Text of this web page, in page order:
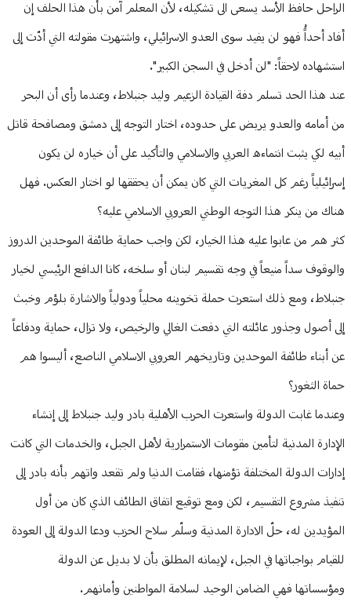
الراحل حافظ الأسد يسعى الى تشكيله، لأن المعلم آمن بأن هذا الحلف إن
أفاد أحداًُ فهو لن يفيد سوى العدو الاسرائيلي، واشتهرت مقولته التي أدّت إلى
استشهاده لاحقاً: "لن أدخل في السجن الكبير".
عند هذا الحد تسلم دفة القيادة الزعيم وليد جنبلاط، وعندما رأى أن البحر
من أمامه والعدو يربض على حدوده، اختار التوجه إلى دمشق ومصافحة قاتل
أبيه لكي يثبت انتماءه العربي والاسلامي والتأكيد على أن خياره لن يكون
إسرائيلياً رغم كل المغريات التي كان يمكن أن يحققها لو اختار العكس. فهل
هناك من ينكر هذا التوجه الوطني العروبي الاسلامي عليه؟
كثر هم من عابوا عليه هذا الخيار، لكن واجب حماية طائفة الموحدين الدروز
والوقوف سداً منيعاً في وجه تقسيم لبنان أو سلخه، كانا الدافع الرئيسي لخيار
جنبلاط، ومع ذلك استعرت حملة تخوينه محلياً ودولياً والاشارة بلؤم وخبث
إلى أصول وجذور عائلته التي دفعت الغالي والرخيص، ولا تزال، حماية ودفاعاً
عن أبناء طائفة الموحدين وتاريخهم العروبي الاسلامي الناصع، أليسوا هم
حماة الثغور؟
وعندما غابت الدولة واستعرت الحرب الأهلية بادر وليد جنبلاط إلى إنشاء
الإدارة المدنية لتأمين مقومات الاستمرارية لأهل الجبل، والخدمات التي كانت
إدارات الدولة المختلفة تؤمنها، فقامت الدنيا ولم تقعد واتهم بأنه بادر إلى
تنفيذ مشروع التقسيم، لكن ومع توقيع اتفاق الطائف الذي كان من أول
المؤيدين له، حلّ الادارة المدنية وسلّم سلاح الحزب ودعا الدولة إلى العودة
للقيام بواجباتها في الجبل، لإيمانه المطلق بأن لا بديل عن الدولة
ومؤسساتها فهي الضامن الوحيد لسلامة المواطنين وأمانهم.